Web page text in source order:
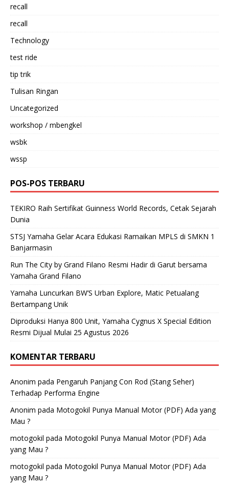
recall
recall
Technology
test ride
tip trik
Tulisan Ringan
Uncategorized
workshop / mbengkel
wsbk
wssp
POS-POS TERBARU
TEKIRO Raih Sertifikat Guinness World Records, Cetak Sejarah
Dunia
STSJ Yamaha Gelar Acara Edukasi Ramaikan MPLS di SMKN 1
Banjarmasin
Run The City by Grand Filano Resmi Hadir di Garut bersama
Yamaha Grand Filano
Yamaha Luncurkan BW’S Urban Explore, Matic Petualang
Bertampang Unik
Diproduksi Hanya 800 Unit, Yamaha Cygnus X Special Edition
Resmi Dijual Mulai 25 Agustus 2026
KOMENTAR TERBARU
Anonim pada Pengaruh Panjang Con Rod (Stang Seher)
Terhadap Performa Engine
Anonim pada Motogokil Punya Manual Motor (PDF) Ada yang
Mau ?
motogokil pada Motogokil Punya Manual Motor (PDF) Ada
yang Mau ?
motogokil pada Motogokil Punya Manual Motor (PDF) Ada
yang Mau ?